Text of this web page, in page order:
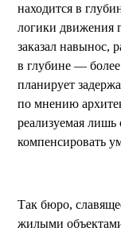
находится в
логики движения
заказал навынос,
в глубине —
планирует
по мнению
реализуемая лишь
компенсировать
Так бюро,
жилыми